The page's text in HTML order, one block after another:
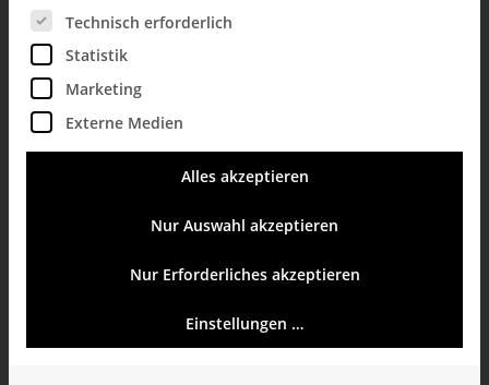
Analyse von Verteilungen
Die Beschreibung von Verteilungen geht oft über die Angabe von Mittelwert und Standardabweichung hinaus. Wir erläutern, was sich bei den hierfür wichtigsten Analysemodulen Boxplot und Verteilungsanalyse [...]
Es folgt eine Liste der Service-Gruppen, für die eine
Technisch erforderlich
Statistik
Marketing
Externe Medien
Alles akzeptieren
Nur Auswahl akzeptieren
Nur Erforderliches akzeptieren
Einstellungen …